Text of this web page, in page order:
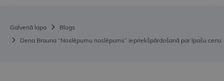
Galvenā lapa
Blogs
Dena Brauna “Noslēpumu noslēpums” iepriekšpārdošanā par īpašu cenu